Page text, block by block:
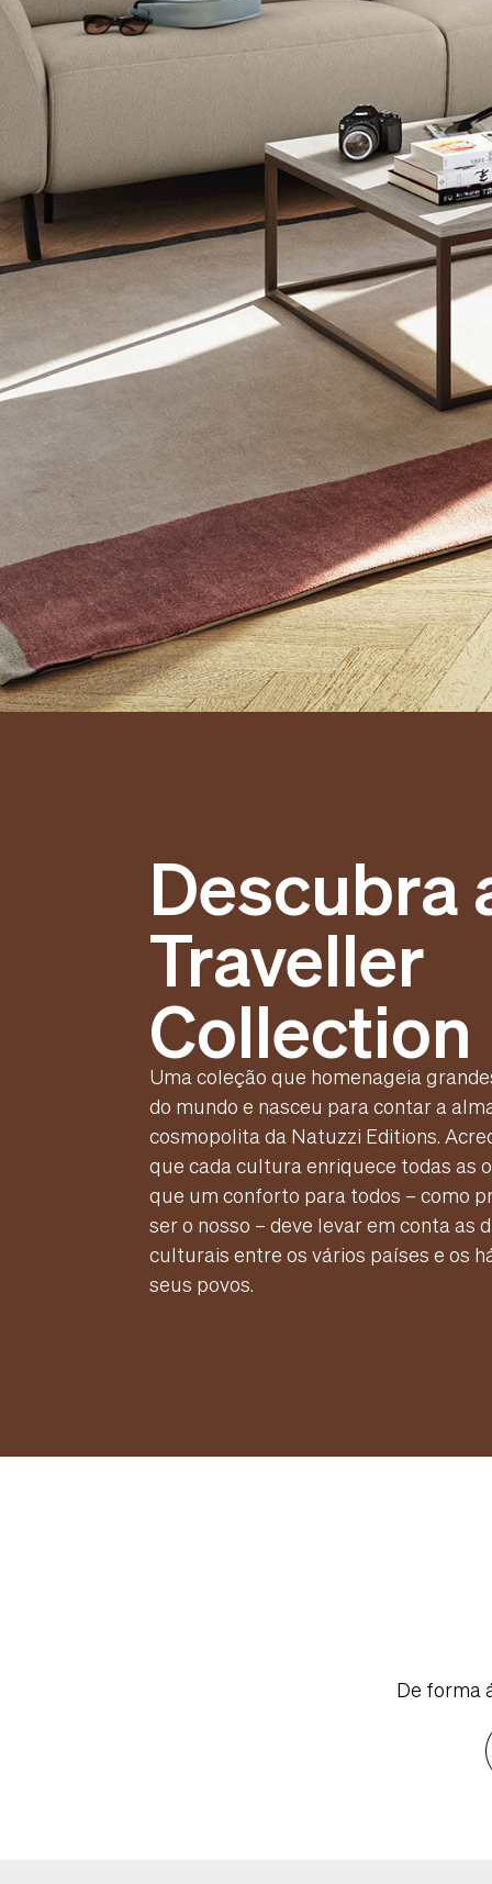
Descubra
Traveller
Collection
Uma coleção que homenageia
do mundo e nasceu para contar a
cosmopolita da Natuzzi Editions.
que cada cultura enriquece todas as
que um conforto para todos – como
ser o nosso – deve levar em conta as
culturais entre os vários países e os
seus povos.
De forma